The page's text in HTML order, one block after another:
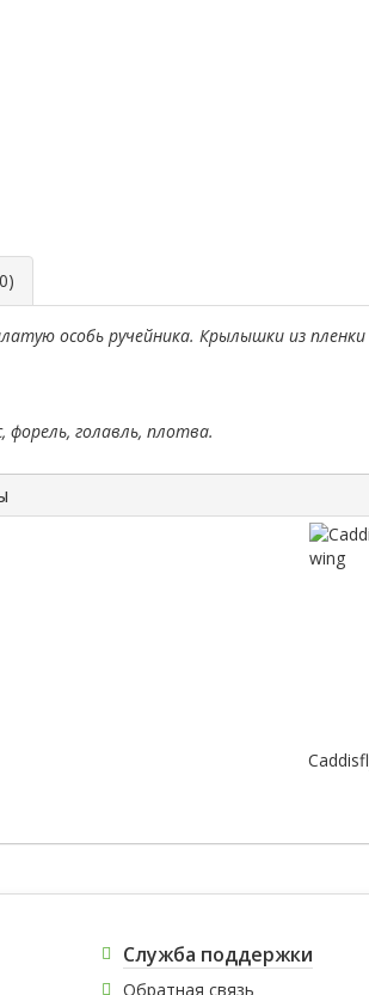
особь ручейника. Крылышки из
форель, голавль, плотва.
Служба поддержки
Обратная связь